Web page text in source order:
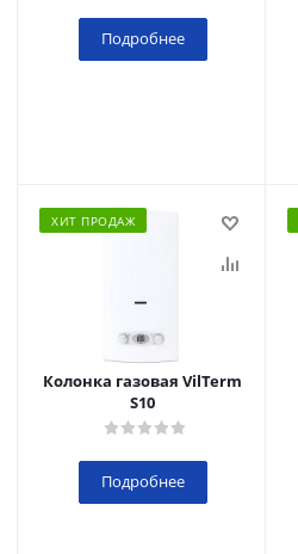
Подробнее
ХИТ ПРОДАЖ
Колонка газовая VilTerm
S10
Подробнее